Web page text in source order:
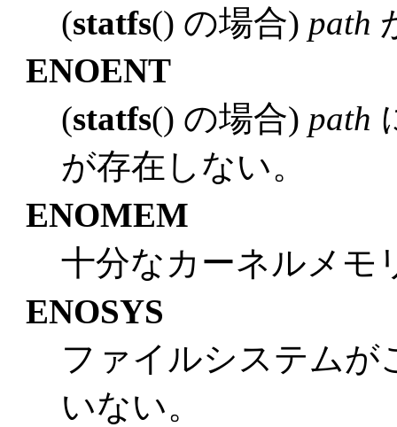
(statfs() の場合) path
ENOENT
(statfs() の場合) path
が存在しない。
ENOMEM
十分なカーネルメモ
ENOSYS
ファイルシステムが
いない。